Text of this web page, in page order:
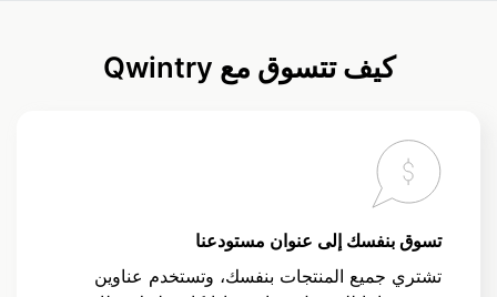
كيف تتسوق مع Qwintry
تسوق بنفسك إلى عنوان مستودعنا
تشتري جميع المنتجات بنفسك، وتستخدم عناوين